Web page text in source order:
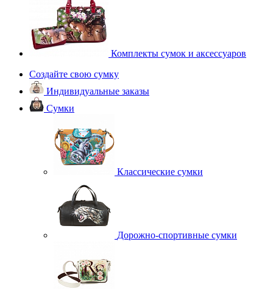
Комплекты сумок и аксессуаров
Создайте свою сумку
Индивидуальные заказы
Сумки
Классические сумки
Дорожно-спортивные сумки